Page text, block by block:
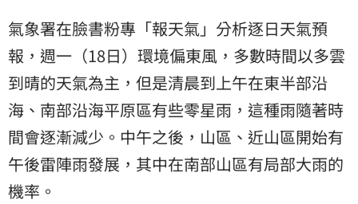
氣象署在臉書粉專「報天氣」分析逐日天氣預
報，週一（18日）環境偏東風，多數時間以多雲
到晴的天氣為主，但是清晨到上午在東半部沿
海、南部沿海平原區有些零星雨，這種雨隨著時
間會逐漸減少。中午之後，山區、近山區開始有
午後雷陣雨發展，其中在南部山區有局部大雨的
機率。